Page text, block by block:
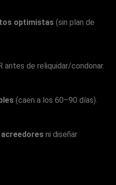
optimistas (sin plan de
antes de reliquidar/condonar.
(caen a los 60–90 días).
ni diseñar